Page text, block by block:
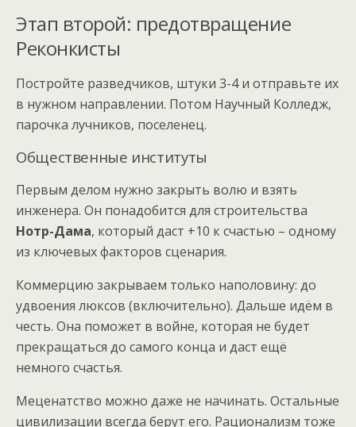
Этап второй: предотвращение
Реконкисты
Постройте разведчиков, штуки 3-4 и отправьте их
в нужном направлении. Потом Научный Колледж,
парочка лучников, поселенец.
Общественные институты
Первым делом нужно закрыть волю и взять
инженера. Он понадобится для строительства
Нотр-Дама, который даст +10 к счастью – одному
из ключевых факторов сценария.
Коммерцию закрываем только наполовину: до
удвоения люксов (включительно). Дальше идём в
честь. Она поможет в войне, которая не будет
прекращаться до самого конца и даст ещё
немного счастья.
Меценатство можно даже не начинать. Остальные
цивилизации всегда берут его. Рационализм тоже